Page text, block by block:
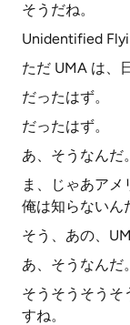
そうだね。
Unidentified
ただ UMA は、
だったはず。
だったはず。
あ、そうなんだ。
ま、じゃあアメ
俺は知らないん
そう、あの、
あ、そうなんだ。
そうそうそうそ
すね。